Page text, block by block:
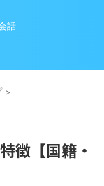
話
>
徴【国籍・